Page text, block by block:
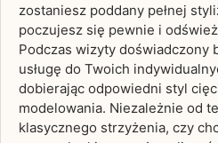
zostaniesz poddany pełnej
poczujesz się pewnie i
Podczas wizyty doświadczony
usługę do Twoich
dobierając odpowiedni styl
modelowania. Niezależnie od
klasycznego strzyżenia, czy